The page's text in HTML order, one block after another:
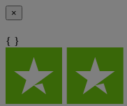
×
{ }